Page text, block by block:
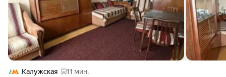
Калужская
11 мин.